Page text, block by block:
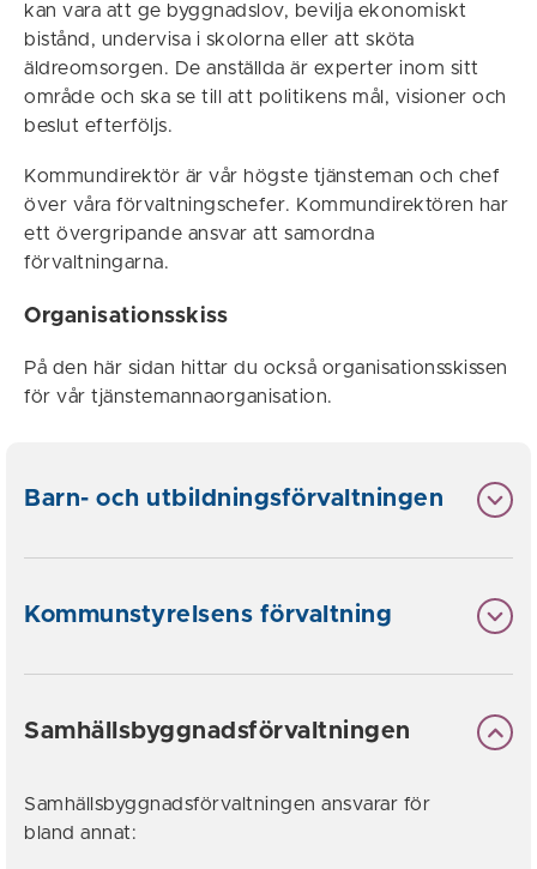
kan vara att ge byggnadslov, bevilja ekonomiskt
bistånd, undervisa i skolorna eller att sköta
äldreomsorgen. De anställda är experter inom sitt
område och ska se till att politikens mål, visioner och
beslut efterföljs.
Kommundirektör är vår högste tjänsteman och chef
över våra förvaltningschefer. Kommundirektören har
ett övergripande ansvar att samordna
förvaltningarna.
Organisationsskiss
På den här sidan hittar du också organisationsskissen
för vår tjänstemannaorganisation.
Barn- och utbildningsförvaltningen
Kommunstyrelsens förvaltning
Samhällsbyggnadsförvaltningen
Samhällsbyggnadsförvaltningen ansvarar för
bland annat: